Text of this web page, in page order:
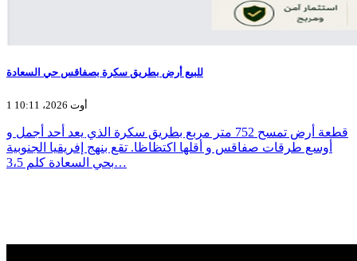
للبيع أرض بطريق سكرة بصفاقس حي السعادة
1 أوت 2026، 10:11
قطعة أرض تمسح 752 متر مربع بطريق سكرة الذي يعد أحد أجمل و
أوسع طرقات صفاقس و أقلها اكتظاظا. تقع بنهج إفريقيا الجنوبية
بحي السعادة كلم 3،5…